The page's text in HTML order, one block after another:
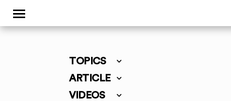
TOPICS
ARTICLE
VIDEOS